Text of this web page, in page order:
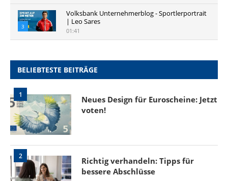
3
Volksbank Unternehmerblog - Sportlerportrait
| Leo Sares
01:41
BELIEBTESTE BEITRÄGE
1
Neues Design für Euroscheine: Jetzt
voten!
2
Richtig verhandeln: Tipps für
bessere Abschlüsse